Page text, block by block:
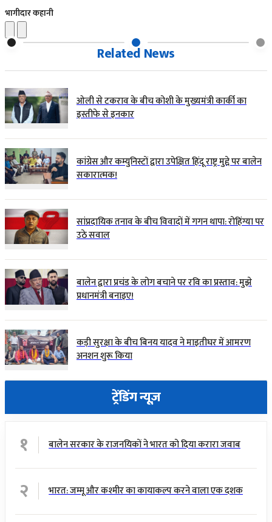
भागीदार कहानी
Related News
ओली से टकराव के बीच कोशी के मुख्यमंत्री कार्की का
इस्तीफे से इनकार
कांग्रेस और कम्युनिस्टों द्वारा उपेक्षित हिंदू राष्ट्र मुद्दे पर बालेन
सकारात्मक!
सांप्रदायिक तनाव के बीच विवादों में गगन थापा: रोहिंग्या पर
उठे सवाल
बालेन द्वारा प्रचंड के लोग बचाने पर रवि का प्रस्ताव: मुझे
प्रधानमंत्री बनाइए!
कड़ी सुरक्षा के बीच बिनय यादव ने माइतीघर में आमरण
अनशन शुरू किया
ट्रेंडिंग न्यूज़
१ बालेन सरकार के राजनयिकों ने भारत को दिया करारा जवाब
२ भारत: जम्मू और कश्मीर का कायाकल्प करने वाला एक दशक